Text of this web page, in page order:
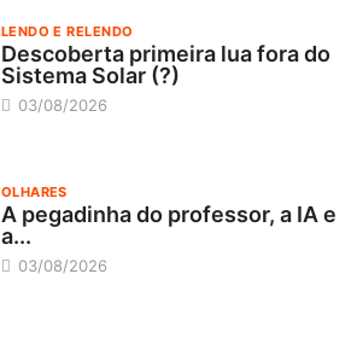
LENDO E RELENDO
Descoberta primeira lua fora do
Sistema Solar (?)
03/08/2026
OLHARES
A pegadinha do professor, a IA e
a...
03/08/2026